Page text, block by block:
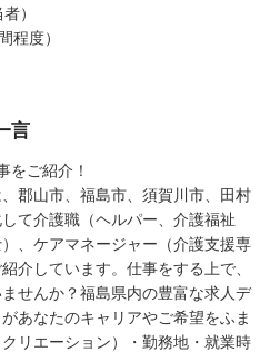
）
程度）
言
をご紹介！
郡山市、福島市、須賀川市、田村
て介護職（ヘルパー、介護福祉
、ケアマネージャー（介護支援専
介しています。仕事をする上で、
せんか？福島県内の豊富な求人デ
あなたのキャリアやご希望をふま
リエーション）・勤務地・就業時